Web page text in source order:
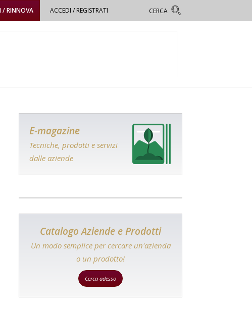
/ RINNOVA ACCEDI / REGISTRATI
E-magazine
Tecniche, prodotti e servizi
dalle aziende
Catalogo Aziende e Prodotti
Un modo semplice per cercare un'azienda
o un prodotto!
Cerca adesso